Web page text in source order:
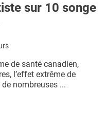
en
sur 10 songe
de santé canadien,
l’effet extrême de
nombreuses ...